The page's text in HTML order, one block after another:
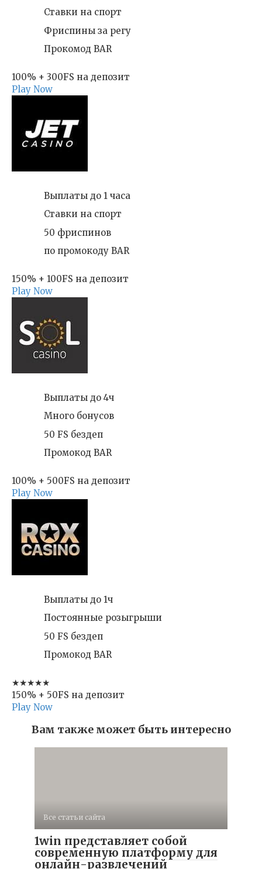
Ставки на спорт
Фриспины за регу
Прокомод BAR
100% + 300FS на депозит
Play Now
Выплаты до 1 часа
Ставки на спорт
50 фриспинов
по промокоду BAR
150% + 100FS на депозит
Play Now
Выплаты до 4ч
Много бонусов
50 FS бездеп
Промокод BAR
100% + 500FS на депозит
Play Now
Выплаты до 1ч
Постоянные розыгрыши
50 FS бездеп
Промокод BAR
★★★★★
150% + 50FS на депозит
Play Now
Вам также может быть интересно
Все статьи сайта
1win представляет собой
современную платформу для
онлайн-развлечений